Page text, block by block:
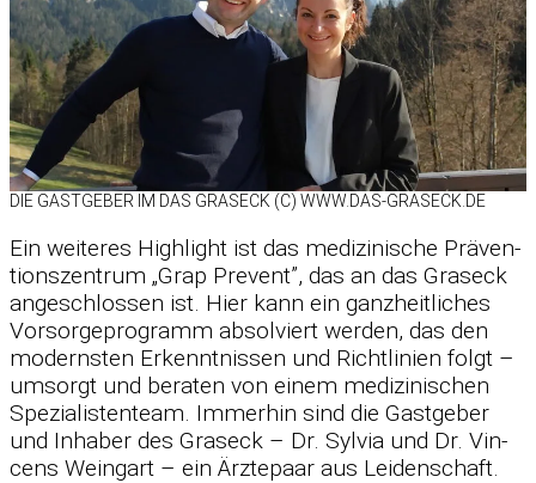
DIE GAST­GE­BER IM DAS GRAS­ECK (C) WWW.DAS-GRASECK.DE
Ein wei­te­res High­light ist das me­di­zi­ni­sche Prä­ven­
ti­ons­zen­trum „Grap Pre­vent”, das an das Gras­eck
an­ge­schlos­sen ist. Hier kann ein ganz­heit­li­ches
Vor­sor­ge­pro­gramm ab­sol­viert wer­den, das den
mo­derns­ten Er­kennt­nis­sen und Richt­li­nien folgt –
um­sorgt und be­ra­ten von ei­nem me­di­zi­ni­schen
Spe­zia­lis­ten­team. Im­mer­hin sind die Gast­ge­ber
und In­ha­ber des Gras­eck – Dr. Syl­via und Dr. Vin­
cens Wein­gart – ein Ärz­te­paar aus Lei­den­schaft.